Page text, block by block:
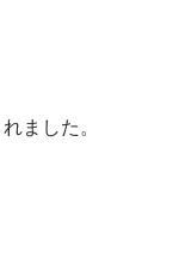
ました。